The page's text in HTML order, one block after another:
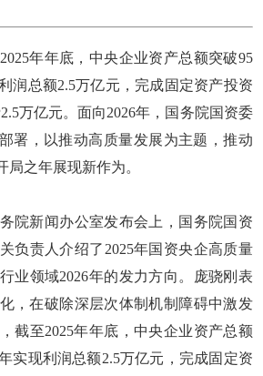
年年底，中央企业资产总额突破95
润总额2.5万亿元，完成固定资产投资
万亿元。面向2026年，国务院国资委
署，以推动高质量发展为主题，推动
局之年展现新作为。
新闻办公室发布会上，国务院国资
负责人介绍了2025年国资央企高质量
业领域2026年的发力方向。庞骁刚表
，在破除深层次体制机制障碍中激发
截至2025年年底，中央企业资产总额
实现利润总额2.5万亿元，完成固定资